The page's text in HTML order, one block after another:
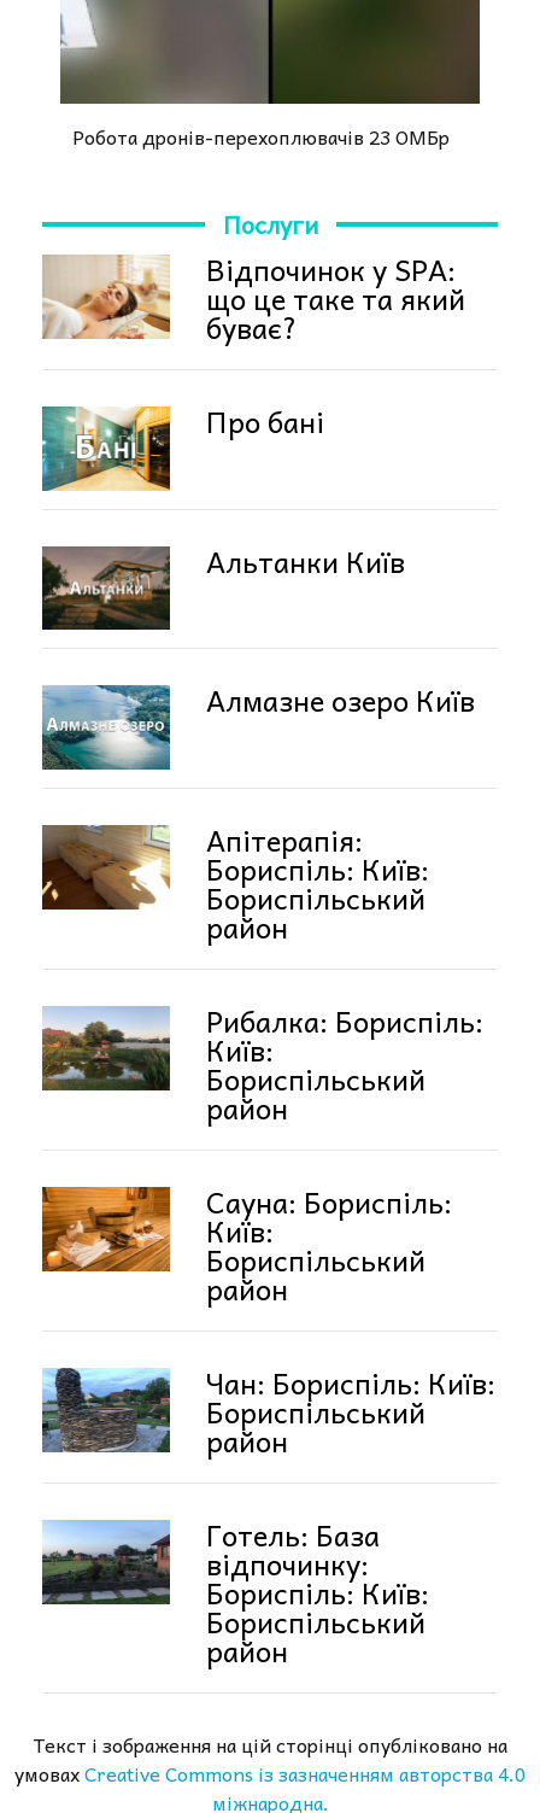
Робота дронів-перехоплювачів 23 ОМБр
Послуги
Відпочинок у SPA:
що це таке та який
буває?
Про бані
Альтанки Київ
Алмазне озеро Київ
Апітерапія:
Бориспіль: Київ:
Бориспільський
район
Рибалка: Бориспіль:
Київ:
Бориспільський
район
Сауна: Бориспіль:
Київ:
Бориспільський
район
Чан: Бориспіль: Київ:
Бориспільський
район
Готель: База
відпочинку:
Бориспіль: Київ:
Бориспільський
район
Текст і зображення на цій сторінці опубліковано на
умовахCreative Commons із зазначенням авторства 4.0
міжнародна.